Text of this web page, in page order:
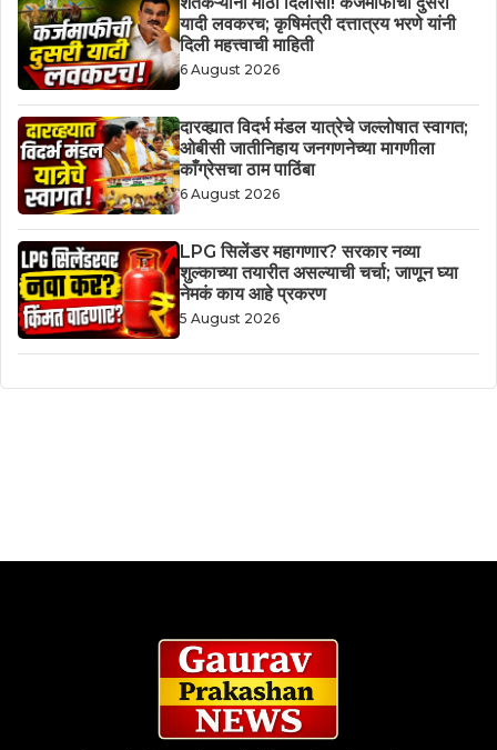
यादी लवकरच; कृषिमंत्री दत्तात्रय भरणे यांनी
दिली महत्त्वाची माहिती
6 August 2026
दारव्ह्यात विदर्भ मंडल यात्रेचे जल्लोषात स्वागत;
ओबीसी जातीनिहाय जनगणनेच्या मागणीला
काँग्रेसचा ठाम पाठिंबा
6 August 2026
LPG सिलेंडर महागणार? सरकार नव्या
शुल्काच्या तयारीत असल्याची चर्चा; जाणून घ्या
नेमकं काय आहे प्रकरण
5 August 2026